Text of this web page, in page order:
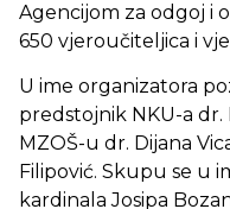
Agencijom za odgoj i
650 vjeroučiteljica i
U ime organizatora
predstojnik NKU-a dr.
MZOŠ-u dr. Dijana
Filipović. Skupu se u
kardinala Josipa